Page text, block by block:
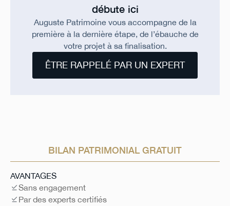
débute ici
Auguste Patrimoine vous accompagne de la
première à la dernière étape, de l’ébauche de
votre projet à sa finalisation.
ÊTRE RAPPELÉ PAR UN EXPERT
BILAN PATRIMONIAL GRATUIT
AVANTAGES
Sans engagement
Par des experts certifiés